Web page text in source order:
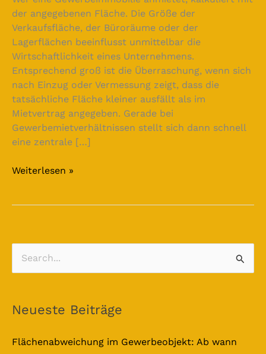
der angegebenen Fläche. Die Größe der
Verkaufsfläche, der Büroräume oder der
Lagerflächen beeinflusst unmittelbar die
Wirtschaftlichkeit eines Unternehmens.
Entsprechend groß ist die Überraschung, wenn sich
nach Einzug oder Vermessung zeigt, dass die
tatsächliche Fläche kleiner ausfällt als im
Mietvertrag angegeben. Gerade bei
Gewerbemietverhältnissen stellt sich dann schnell
eine zentrale […]
Weiterlesen »
h
e
Neueste Beiträge
Flächenabweichung im Gewerbeobjekt: Ab wann